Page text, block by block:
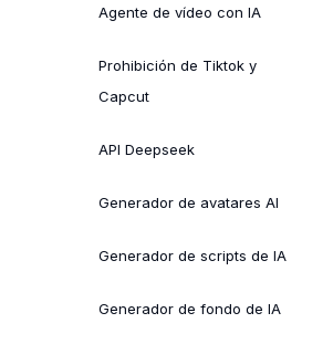
Agente de vídeo con IA
Prohibición de Tiktok y
Capcut
API Deepseek
Generador de avatares AI
Generador de scripts de IA
Generador de fondo de IA